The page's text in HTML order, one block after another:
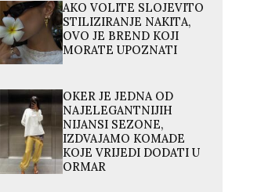
AKO VOLITE SLOJEVITO
STILIZIRANJE NAKITA,
OVO JE BREND KOJI
MORATE UPOZNATI
OKER JE JEDNA OD
NAJELEGANTNIJIH
NIJANSI SEZONE,
IZDVAJAMO KOMADE
KOJE VRIJEDI DODATI U
ORMAR